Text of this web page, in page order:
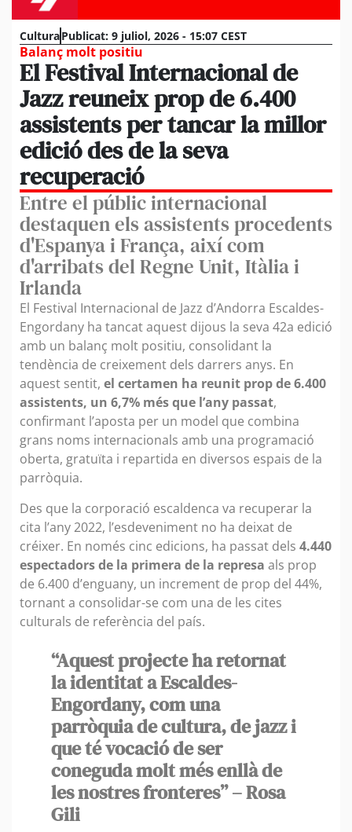
CulturaPublicat: 9 juliol, 2026 - 15:07 CEST
Balanç molt positiu
El Festival Internacional de
Jazz reuneix prop de 6.400
assistents per tancar la millor
edició des de la seva
recuperació
Entre el públic internacional
destaquen els assistents procedents
d'Espanya i França, així com
d'arribats del Regne Unit, Itàlia i
Irlanda
El Festival Internacional de Jazz d’Andorra Escaldes-
Engordany ha tancat aquest dijous la seva 42a edició
amb un balanç molt positiu, consolidant la
tendència de creixement dels darrers anys. En
aquest sentit, el certamen ha reunit prop de 6.400
assistents, un 6,7% més que l’any passat,
confirmant l’aposta per un model que combina
grans noms internacionals amb una programació
oberta, gratuïta i repartida en diversos espais de la
parròquia.
Des que la corporació escaldenca va recuperar la
cita l’any 2022, l’esdeveniment no ha deixat de
créixer. En només cinc edicions, ha passat dels 4.440
espectadors de la primera de la represa als prop
de 6.400 d’enguany, un increment de prop del 44%,
tornant a consolidar-se com una de les cites
culturals de referència del país.
“Aquest projecte ha retornat
la identitat a Escaldes-
Engordany, com una
parròquia de cultura, de jazz i
que té vocació de ser
coneguda molt més enllà de
les nostres fronteres” – Rosa
Gili